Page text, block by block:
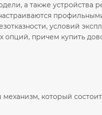
а также устройства
условий
опций, причем купить
который состоит